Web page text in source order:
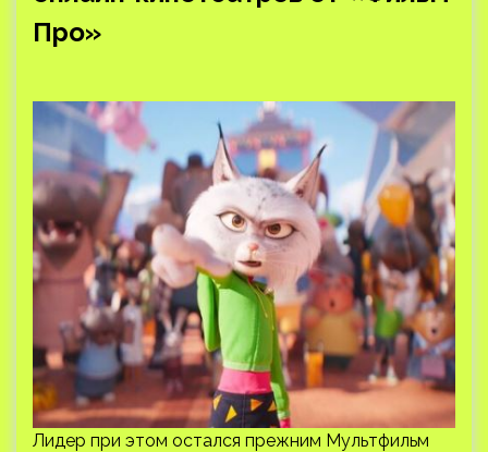
Про»
Лидер при этом остался прежним Мультфильм